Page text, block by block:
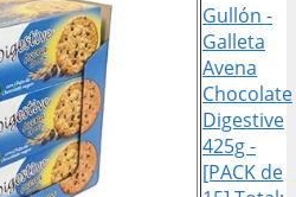
Gullón -
Galleta
Avena
Chocolate
Digestive
425g -
[PACK de